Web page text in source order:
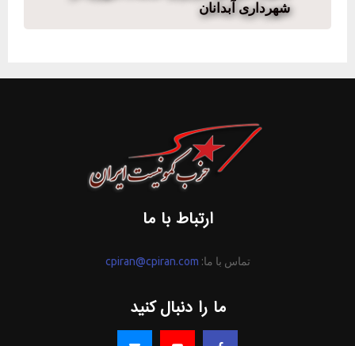
شهرداری آبدانان
ارتباط با ما
تماس با ما: cpiran@cpiran.com
ما را دنبال کنید